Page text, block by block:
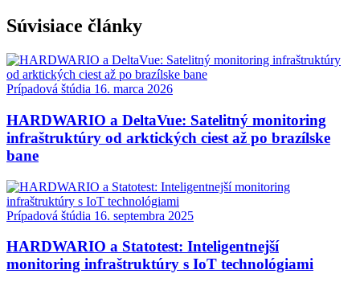
Súvisiace články
Prípadová štúdia 16. marca 2026
HARDWARIO a DeltaVue: Satelitný monitoring
infraštruktúry od arktických ciest až po brazílske
bane
Prípadová štúdia 16. septembra 2025
HARDWARIO a Statotest: Inteligentnejší
monitoring infraštruktúry s IoT technológiami